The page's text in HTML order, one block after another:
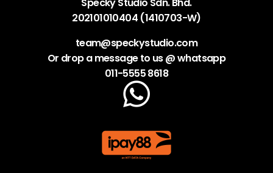
Specky Studio Sdn. Bhd.
202101010404 (1410703-W)
team@speckystudio.com
Or drop a message to us @ whatsapp
011-5555 8618